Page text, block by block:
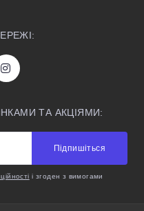
ТА АКЦІЯМИ:
Підпишіться
і згоден з вимогами